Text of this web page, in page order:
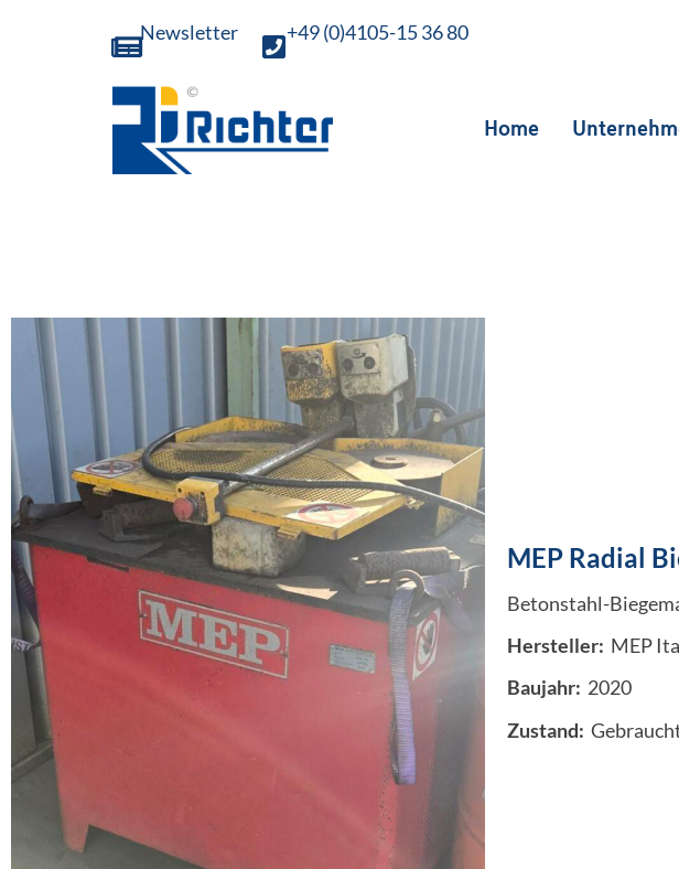
Newsletter +49 (0)4105-15 36 80
Home
MEP Radial
Betonstahl-
Hersteller: MEP
Baujahr: 2020
Zustand: